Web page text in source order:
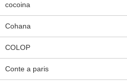
cocoina
Cohana
COLOP
Conte a paris